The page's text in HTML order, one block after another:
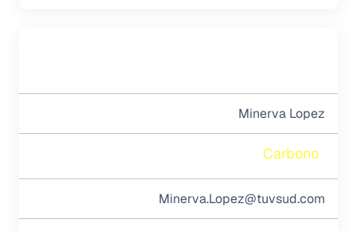
Minerva Lopez
Carbono
Minerva.Lopez@tuvsud.com